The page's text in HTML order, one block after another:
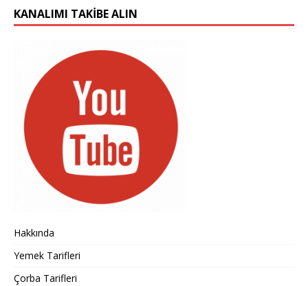
KANALIMI TAKIBE ALIN
Hakkında
Yemek Tarifleri
Çorba Tarifleri